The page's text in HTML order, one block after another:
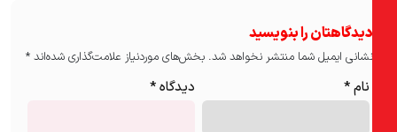
دیدگاهتان را بنویسید
نشانی ایمیل شما منتشر نخواهد شد. بخش‌های موردنیاز علامت‌گذاری شده‌اند*
دیدگاه*